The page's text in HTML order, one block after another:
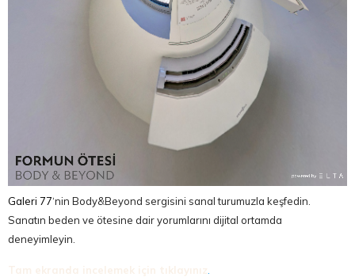
Galeri 77‘nin Body&Beyond sergisini sanal turumuzla keşfedin.
Sanatın beden ve ötesine dair yorumlarını dijital ortamda
deneyimleyin.
Tam ekranda incelemek için tıklayınız